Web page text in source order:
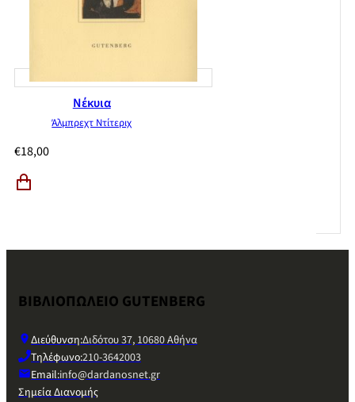
Νέκυια
Άλμπρεχτ Ντίτεριχ
€18,00
ΒΙΒΛΙΟΠΩΛΕΙΟ GUTENBERG
Διεύθυνση:Διδότου 37, 10680 Αθήνα
Τηλέφωνο:210-3642003
Email:info@dardanosnet.gr
Σημεία Διανομής